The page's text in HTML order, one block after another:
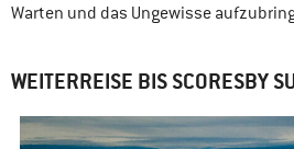
Warten und das Ungewisse
WEITERREISE BIS SCORESBY